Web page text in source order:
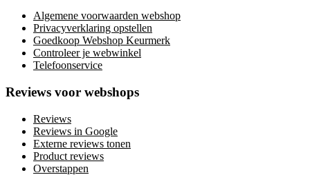
Algemene voorwaarden webshop
Privacyverklaring opstellen
Goedkoop Webshop Keurmerk
Controleer je webwinkel
Telefoonservice
Reviews voor webshops
Reviews
Reviews in Google
Externe reviews tonen
Product reviews
Overstappen